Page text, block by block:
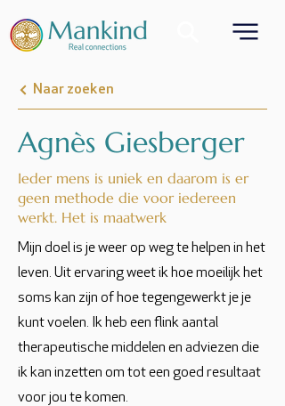
Naar zoeken
Agnès Giesberger
Ieder mens is uniek en daarom is er
geen methode die voor iedereen
werkt. Het is maatwerk
Mijn doel is je weer op weg te helpen in het
leven. Uit ervaring weet ik hoe moeilijk het
soms kan zijn of hoe tegengewerkt je je
kunt voelen. Ik heb een flink aantal
therapeutische middelen en adviezen die
ik kan inzetten om tot een goed resultaat
voor jou te komen.